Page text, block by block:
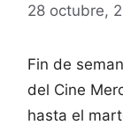
28 octubre,
Fin de
del Cine
hasta el